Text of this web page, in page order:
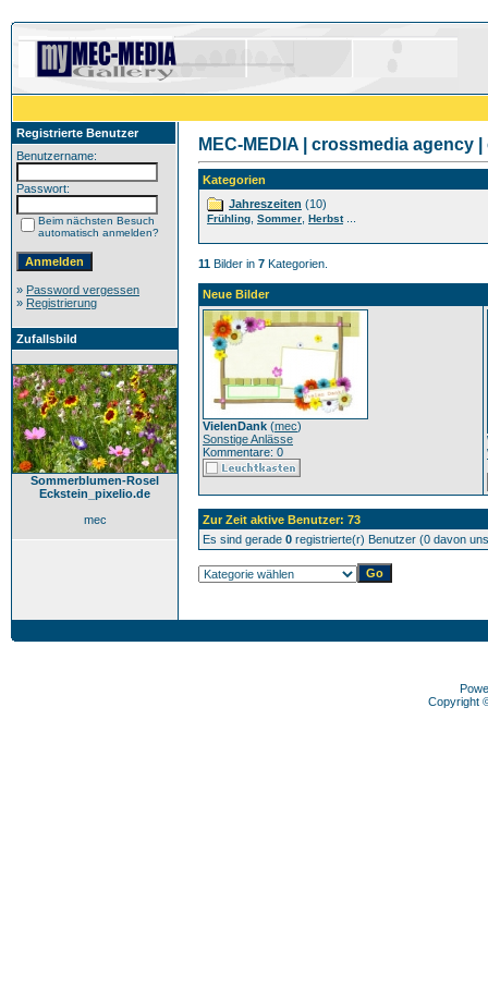
Registrierte Benutzer
Benutzername:
Passwort:
Beim nächsten Besuch
automatisch anmelden?
» Password vergessen
» Registrierung
Zufallsbild
Sommerblumen-Rosel
Eckstein_pixelio.de
mec
MEC-MEDIA | crossmedia
Kategorien
Jahreszeiten (10)
Frühling Sommer Herbst...
11 Bilder in 7 Kategorien.
Neue Bilder
VielenDank (mec)
Sonstige Anlässe
Kommentare: 0
Zur Zeit aktive Benutzer: 73
Es sind gerade 0 registrierte(r) Benutzer (0 davon
Copyright